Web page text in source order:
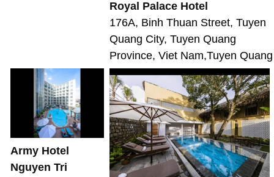
Royal Palace Hotel
176A, Binh Thuan Street, Tuyen
Quang City, Tuyen Quang
Province, Viet Nam,Tuyen Quang
Army Hotel
Nguyen Tri